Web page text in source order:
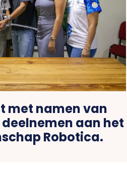
met namen van
aan het
Robotica.